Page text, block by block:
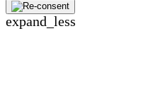
expand_less